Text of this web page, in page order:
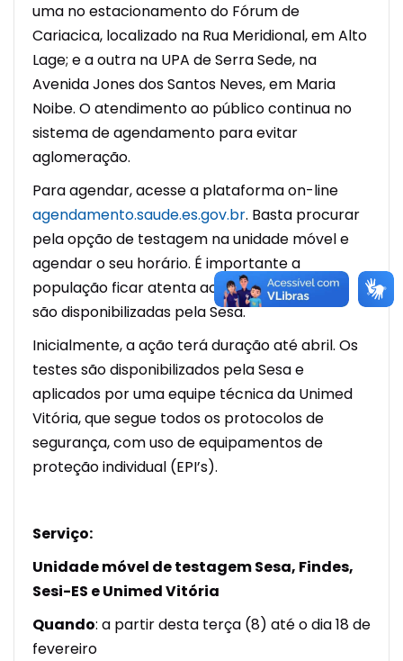
uma no estacionamento do Fórum de
Cariacica, localizado na Rua Meridional, em Alto
Lage; e a outra na UPA de Serra Sede, na
Avenida Jones dos Santos Neves, em Maria
Noibe. O atendimento ao público continua no
sistema de agendamento para evitar
aglomeração.
Para agendar, acesse a plataforma on-line
agendamento.saude.es.gov.br. Basta procurar
pela opção de testagem na unidade móvel e
agendar o seu horário. É importante a
população ficar atenta ao site, pois as vagas
são disponibilizadas pela Sesa.
Inicialmente, a ação terá duração até abril. Os
testes são disponibilizados pela Sesa e
aplicados por uma equipe técnica da Unimed
Vitória, que segue todos os protocolos de
segurança, com uso de equipamentos de
proteção individual (EPI’s).
Serviço:
Unidade móvel de testagem Sesa, Findes,
Sesi-ES e Unimed Vitória
Quando: a partir desta terça (8) até o dia 18 de
fevereiro